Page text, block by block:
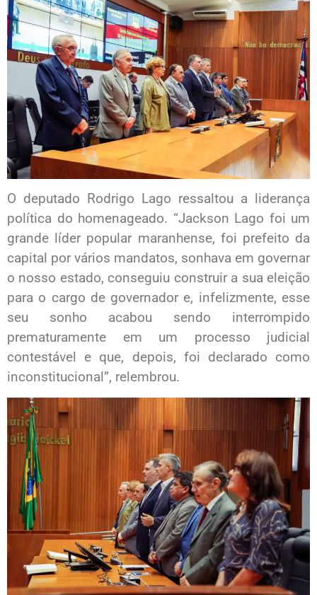
O deputado Rodrigo Lago ressaltou a liderança
política do homenageado. “Jackson Lago foi um
grande líder popular maranhense, foi prefeito da
capital por vários mandatos, sonhava em governar
o nosso estado, conseguiu construir a sua eleição
para o cargo de governador e, infelizmente, esse
seu sonho acabou sendo interrompido
prematuramente em um processo judicial
contestável e que, depois, foi declarado como
inconstitucional”, relembrou.